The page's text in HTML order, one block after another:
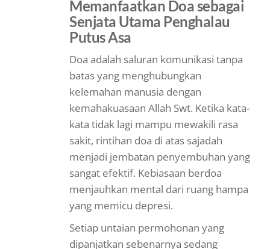
Memanfaatkan Doa sebagai
Senjata Utama Penghalau
Putus Asa
Doa adalah saluran komunikasi tanpa
batas yang menghubungkan
kelemahan manusia dengan
kemahakuasaan Allah Swt. Ketika kata-
kata tidak lagi mampu mewakili rasa
sakit, rintihan doa di atas sajadah
menjadi jembatan penyembuhan yang
sangat efektif. Kebiasaan berdoa
menjauhkan mental dari ruang hampa
yang memicu depresi.
Setiap untaian permohonan yang
dipanjatkan sebenarnya sedang